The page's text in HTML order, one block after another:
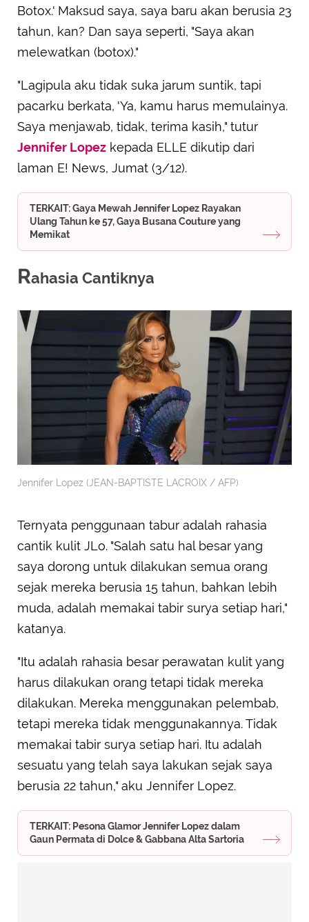
Botox.' Maksud saya, saya baru akan berusia 23
tahun, kan? Dan saya seperti, "Saya akan
melewatkan (botox)."
"Lagipula aku tidak suka jarum suntik, tapi
pacarku berkata, 'Ya, kamu harus memulainya.
Saya menjawab, tidak, terima kasih," tutur
Jennifer Lopez kepada ELLE dikutip dari
laman E! News, Jumat (3/12).
TERKAIT: Gaya Mewah Jennifer Lopez Rayakan
Ulang Tahun ke 57, Gaya Busana Couture yang
Memikat
Rahasia Cantiknya
Jennifer Lopez (JEAN-BAPTISTE LACROIX / AFP)
Ternyata penggunaan tabur adalah rahasia
cantik kulit JLo. "Salah satu hal besar yang
saya dorong untuk dilakukan semua orang
sejak mereka berusia 15 tahun, bahkan lebih
muda, adalah memakai tabir surya setiap hari,"
katanya.
"Itu adalah rahasia besar perawatan kulit yang
harus dilakukan orang tetapi tidak mereka
dilakukan. Mereka menggunakan pelembab,
tetapi mereka tidak menggunakannya. Tidak
memakai tabir surya setiap hari. Itu adalah
sesuatu yang telah saya lakukan sejak saya
berusia 22 tahun," aku Jennifer Lopez.
TERKAIT: Pesona Glamor Jennifer Lopez dalam
Gaun Permata di Dolce & Gabbana Alta Sartoria